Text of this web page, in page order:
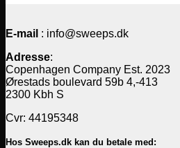
E-mail : info@sweeps.dk
Adresse:
Copenhagen Company Est. 2023
Ørestads boulevard 59b 4,-413
2300 Kbh S
Cvr: 44195348
Hos Sweeps.dk kan du betale med: